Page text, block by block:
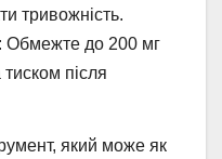
тривожність.
: Обмежте до 200 мг
тиском після
який може як